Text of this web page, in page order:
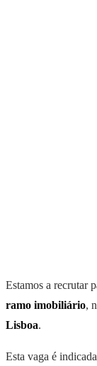
Estamos a recrutar
ramo imobiliário,
Lisboa.
Esta vaga é